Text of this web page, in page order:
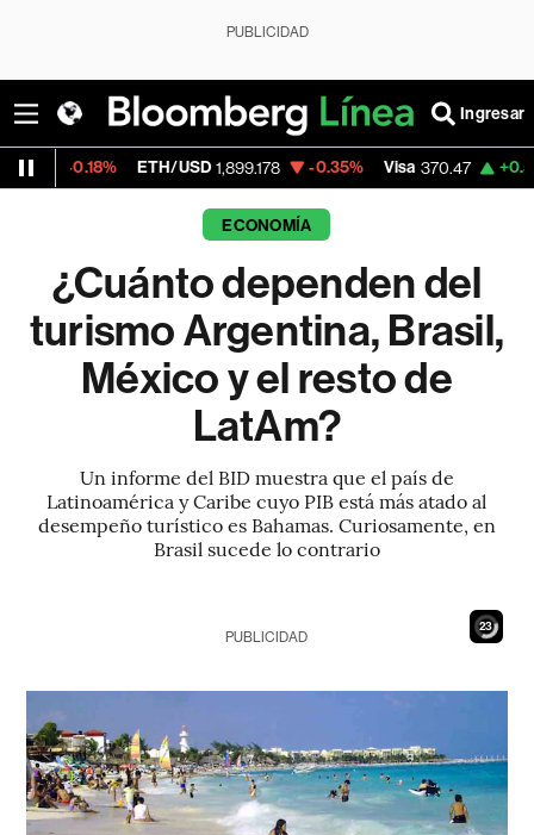
PUBLICIDAD
Ingresar
ETH/USD 1,899.178 -0.35% Visa 370.47 +0.52%
ECONOMÍA
¿Cuánto dependen del
turismo Argentina, Brasil,
México y el resto de
LatAm?
Un informe del BID muestra que el país de
Latinoamérica y Caribe cuyo PIB está más atado al
desempeño turístico es Bahamas. Curiosamente, en
Brasil sucede lo contrario
21
PUBLICIDAD